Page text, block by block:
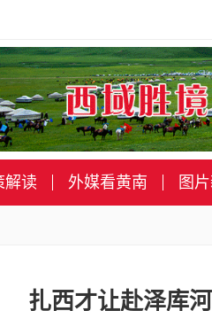
解读 外媒看黄南 图
扎西才让赴泽库